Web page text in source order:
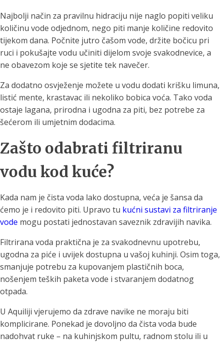
Najbolji način za pravilnu hidraciju nije naglo popiti veliku
količinu vode odjednom, nego piti manje količine redovito
tijekom dana. Počnite jutro čašom vode, držite bočicu pri
ruci i pokušajte vodu učiniti dijelom svoje svakodnevice, a
ne obavezom koje se sjetite tek navečer.
Za dodatno osvježenje možete u vodu dodati krišku limuna,
listić mente, krastavac ili nekoliko bobica voća. Tako voda
ostaje lagana, prirodna i ugodna za piti, bez potrebe za
šećerom ili umjetnim dodacima.
Zašto odabrati filtriranu
vodu kod kuće?
Kada nam je čista voda lako dostupna, veća je šansa da
ćemo je i redovito piti. Upravo tu kućni sustavi za filtriranje
vode mogu postati jednostavan saveznik zdravijih navika.
Filtrirana voda praktična je za svakodnevnu upotrebu,
ugodna za piće i uvijek dostupna u vašoj kuhinji. Osim toga,
smanjuje potrebu za kupovanjem plastičnih boca,
nošenjem teških paketa vode i stvaranjem dodatnog
otpada.
U Aquiliji vjerujemo da zdrave navike ne moraju biti
komplicirane. Ponekad je dovoljno da čista voda bude
nadohvat ruke – na kuhinjskom pultu, radnom stolu ili u